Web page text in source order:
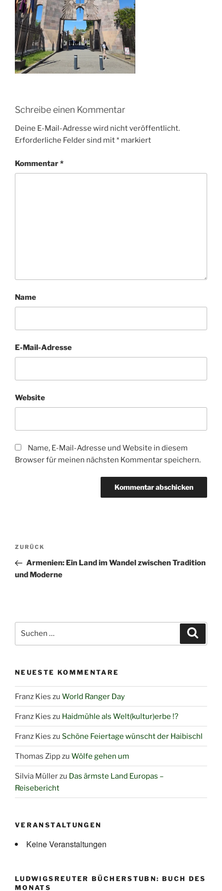
Schreibe einen Kommentar
Deine E-Mail-Adresse wird nicht veröffentlicht.
Erforderliche Felder sind mit* markiert
Kommentar*
Name
E-Mail-Adresse
Website
Name, E-Mail-Adresse und Website in diesem
Browser für meinen nächsten Kommentar speichern.
Beitragsnavigation
Vorheriger
Beitrag
ZURÜCK
Armenien: Ein Land im Wandel zwischen Tradition
und Moderne
nach:
NEUESTE KOMMENTARE
Franz Kies zu World Ranger Day
Franz Kies zu Haidmühle als Welt(kultur)erbe !?
Franz Kies zu Schöne Feiertage wünscht der Haibischl
Thomas Zippzu Wölfe gehen um
Silvia Müllerzu Das ärmste Land Europas –
Reisebericht
VERANSTALTUNGEN
Keine Veranstaltungen
LUDWIGSREUTER BÜCHERSTUBN: BUCH DES
MONATS